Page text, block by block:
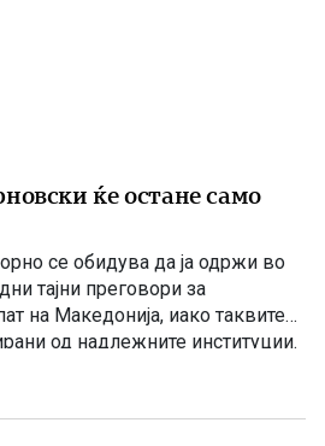
ќе остане само
се обидува да ја одржи во
тајни преговори за
на Македонија, иако таквите
од надлежните институции.
од сапуница наречен
тајно се подготвува да го